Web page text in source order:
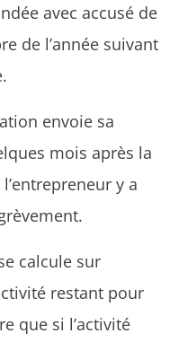
avec accusé de
de l’année suivant
envoie sa
mois après la
y a
calcule sur
restant pour
que si l’activité